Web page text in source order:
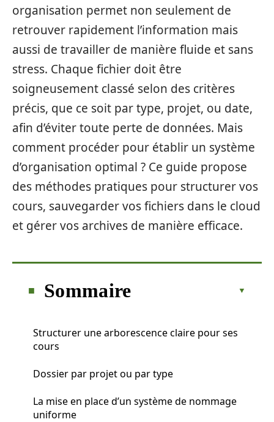
organisation permet non seulement de
retrouver rapidement l’information mais
aussi de travailler de manière fluide et sans
stress. Chaque fichier doit être
soigneusement classé selon des critères
précis, que ce soit par type, projet, ou date,
afin d’éviter toute perte de données. Mais
comment procéder pour établir un système
d’organisation optimal ? Ce guide propose
des méthodes pratiques pour structurer vos
cours, sauvegarder vos fichiers dans le cloud
et gérer vos archives de manière efficace.
Sommaire
Structurer une arborescence claire pour ses
cours
Dossier par projet ou par type
La mise en place d’un système de nommage
uniforme